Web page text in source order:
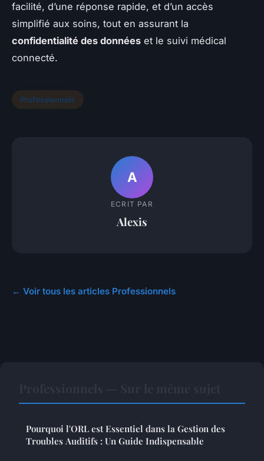
facilité, d’une réponse rapide, et d’un accès
simplifié aux soins, tout en assurant la
confidentialité des données et le suivi médical
connecté.
Professionnels
A
ECRIT PAR
Alexis
← Voir tous les articles Professionnels
Pourquoi l'ORL est Essentiel dans la Gestion des
Troubles Auditifs : Un Guide Indispensable